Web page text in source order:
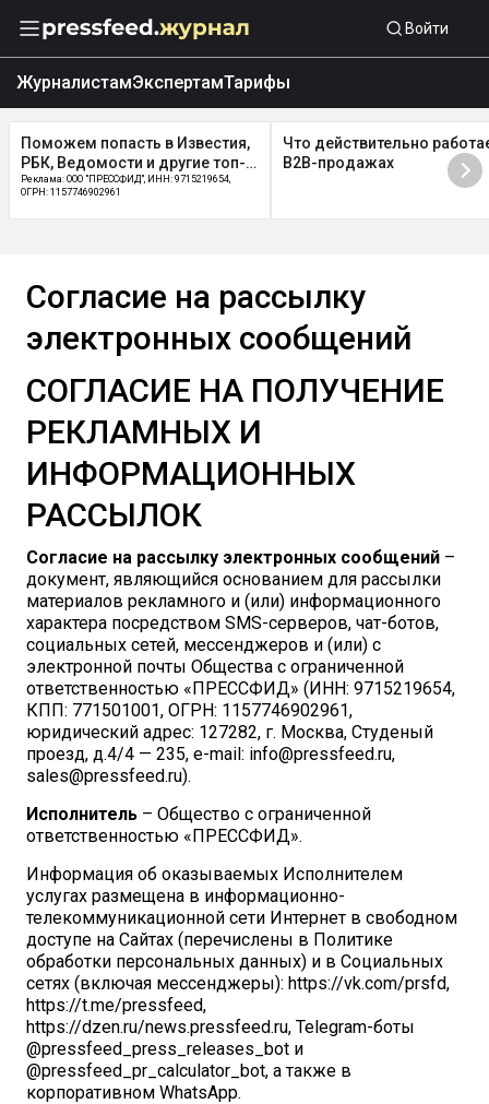
Войти
ЖурналистамЭкспертамТарифы
Поможем попасть в Известия,
РБК, Ведомости и другие топ-
СМИ
Реклама: ООО "ПРЕССФИД", ИНН: 9715219654,
ОГРН: 1157746902961
Что действительно
B2B-продажах
Согласие на рассылку
электронных сообщений
СОГЛАСИЕ НА ПОЛУЧЕНИЕ
РЕКЛАМНЫХ И
ИНФОРМАЦИОННЫХ
РАССЫЛОК
Согласие на рассылку электронных сообщений –
документ, являющийся основанием для рассылки
материалов рекламного и (или) информационного
характера посредством SMS-серверов, чат-ботов,
социальных сетей, мессенджеров и (или) с
электронной почты Общества с ограниченной
ответственностью «ПРЕССФИД» (ИНН: 9715219654,
КПП: 771501001, ОГРН: 1157746902961,
юридический адрес: 127282, г. Москва, Студеный
проезд, д.4/4 — 235, е-mail: info@pressfeed.ru,
sales@pressfeed.ru).
Исполнитель – Общество с ограниченной
ответственностью «ПРЕССФИД».
Информация об оказываемых Исполнителем
услугах размещена в информационно-
телекоммуникационной сети Интернет в свободном
доступе на Сайтах (перечислены в Политике
обработки персональных данных) и в Социальных
сетях (включая мессенджеры): https://vk.com/prsfd,
https://t.me/pressfeed,
https://dzen.ru/news.pressfeed.ru, Telegram-боты
@pressfeed_press_releases_bot и
@pressfeed_pr_calculator_bot, а также в
корпоративном WhatsApp.